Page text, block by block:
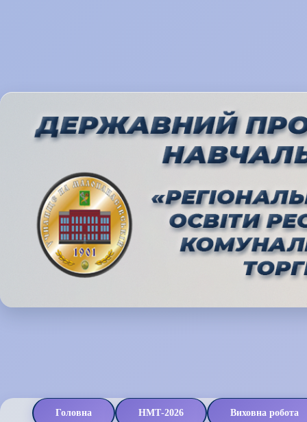
Головна НМТ-2026 Виховна робота